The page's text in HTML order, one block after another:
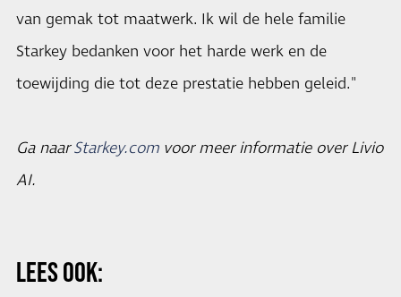
van gemak tot maatwerk. Ik wil de hele familie
Starkey bedanken voor het harde werk en de
toewijding die tot deze prestatie hebben geleid."
Ga naarStarkey.com voor meer informatie over Livio
AI.
LEES OOK: